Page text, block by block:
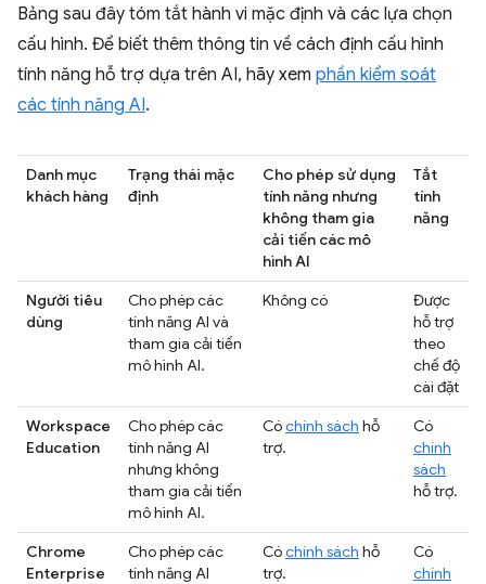
Bảng sau đây tóm tắt hành vi mặc định và các lựa chọn
cấu hình. Để biết thêm thông tin về cách định cấu hình
tính năng hỗ trợ dựa trên AI, hãy xem phần kiểm soát
các tính năng AI.
Danh mục
khách hàng
Trạng thái mặc
định
Cho phép sử dụng
tính năng nhưng
không tham gia
cải tiến các mô
hình AI
Tắt
tính
năng
Người tiêu
dùng
Cho phép các
tính năng AI và
tham gia cải tiến
mô hình AI.
Không có
Được
hỗ trợ
theo
chế độ
cài đặt
Workspace
Education
Cho phép các
tính năng AI
nhưng không
tham gia cải tiến
mô hình AI.
Cóchính sách hỗ
trợ.
Có
chính
sách
hỗ trợ.
Chrome
Enterprise
Cho phép các
tính năng AI
Cóchính sách hỗ
trợ.
Có
chính